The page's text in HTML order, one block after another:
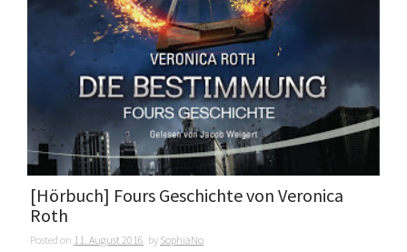
[Hörbuch] Fours Geschichte von Veronica
Roth
Posted on 11. August 2016 by SophiaNo